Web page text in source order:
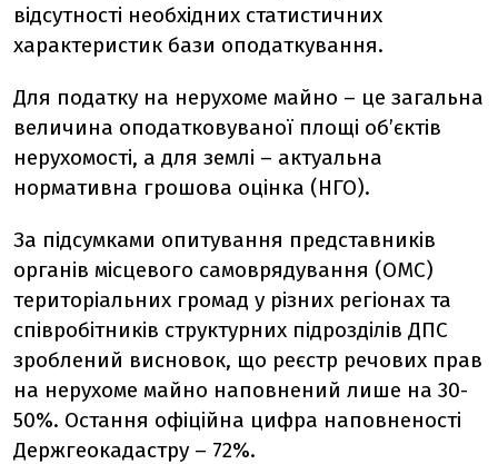
відсутності необхідних статистичних
характеристик бази оподаткування.
Для податку на нерухоме майно – це загальна
величина оподатковуваної площі об’єктів
нерухомості, а для землі – актуальна
нормативна грошова оцінка (НГО).
За підсумками опитування представників
органів місцевого самоврядування (ОМС)
територіальних громад у різних регіонах та
співробітників структурних підрозділів ДПС
зроблений висновок, що реєстр речових прав
на нерухоме майно наповнений лише на 30-
50%. Остання офіційна цифра наповненості
Держгеокадастру – 72%.